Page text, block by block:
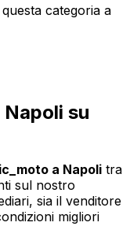
categoria a
Napoli su
a Napoli tra
sul nostro
sia il venditore
migliori